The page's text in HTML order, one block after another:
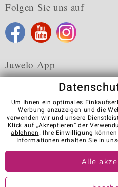
Folgen Sie uns auf
Juwelo App
Karriere AGB
Kontakt
Visit our stores in
© Juwelo Deutschland GmbH (ein
Um Ihnen ein optimales
Werbung anzuzeigen und die
verwenden wir und unsere
Klick auf „Akzeptieren“ der
ablehnen. Ihre Einwilligung
Informationen erhalten Sie in
Alle